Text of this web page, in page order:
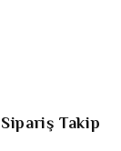
Sipariş Takip